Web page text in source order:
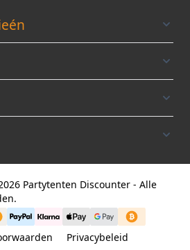
Partytenten Discounter - Alle
Privacybeleid